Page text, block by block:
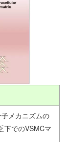
メカニズムの
下でのVSMCマ